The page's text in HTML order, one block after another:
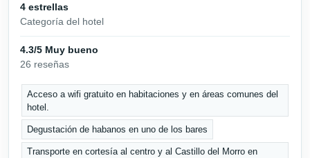
4 estrellas
Categoría del hotel
4.3/5 Muy bueno
26 reseñas
Acceso a wifi gratuito en habitaciones y en áreas comunes del
hotel.
Degustación de habanos en uno de los bares
Transporte en cortesía al centro y al Castillo del Morro en